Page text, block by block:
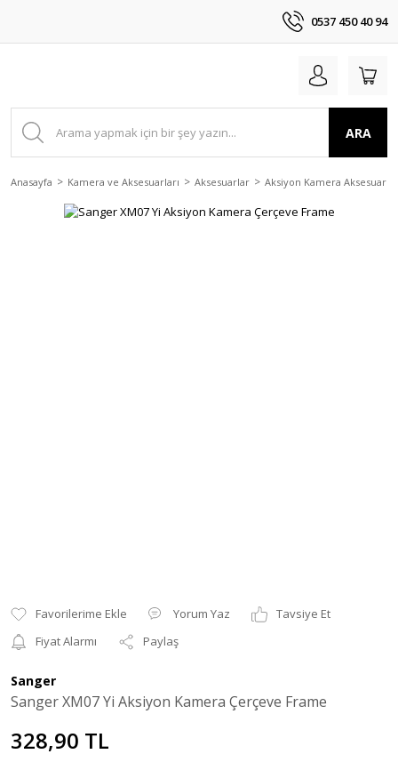
0537 450 40 94
ARA
Anasayfa Kamera ve Aksesuarları Aksesuarlar Aksiyon Kamera
Yorum Yaz
Tavsiye Et
Fiyat Alarmı
Paylaş
Sanger
Sanger XM07 Yi Aksiyon Kamera Çerçeve Frame
328,90 TL